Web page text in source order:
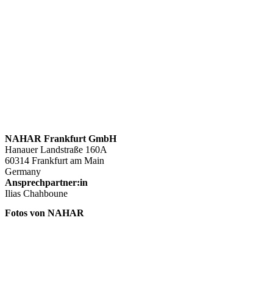
NAHAR Frankfurt GmbH
Hanauer Landstraße 160A
60314 Frankfurt am Main
Germany
Ansprechpartner:in
Ilias Chahboune
Fotos von NAHAR